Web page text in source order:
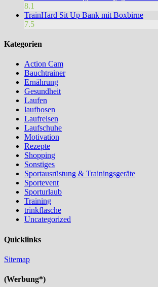
8.1
TrainHard Sit Up Bank mit Boxbirne
7.5
Kategorien
Action Cam
Bauchtrainer
Ernährung
Gesundheit
Laufen
laufhosen
Laufreisen
Laufschuhe
Motivation
Rezepte
Shopping
Sonstiges
Sportausrüstung & Trainingsgeräte
Sportevent
Sporturlaub
Training
trinkflasche
Uncategorized
Quicklinks
Sitemap
(Werbung*)